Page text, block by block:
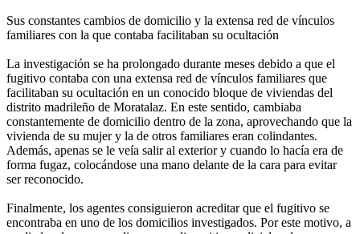
Sus constantes cambios de domicilio y la extensa red de vínculos
familiares con la que contaba facilitaban su ocultación
La investigación se ha prolongado durante meses debido a que el
fugitivo contaba con una extensa red de vínculos familiares que
facilitaban su ocultación en un conocido bloque de viviendas del
distrito madrileño de Moratalaz. En este sentido, cambiaba
constantemente de domicilio dentro de la zona, aprovechando que la
vivienda de su mujer y la de otros familiares eran colindantes.
Además, apenas se le veía salir al exterior y cuando lo hacía era de
forma fugaz, colocándose una mano delante de la cara para evitar
ser reconocido.
Finalmente, los agentes consiguieron acreditar que el fugitivo se
encontraba en uno de los domicilios investigados. Por este motivo, a